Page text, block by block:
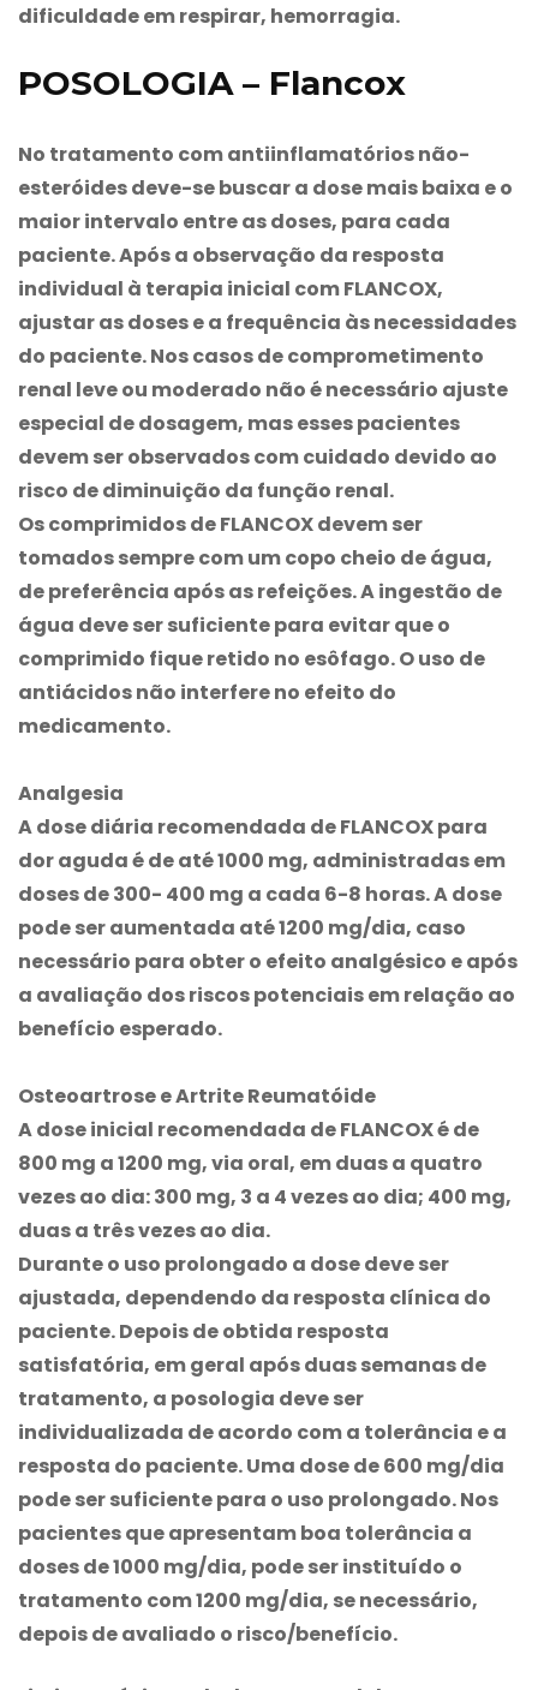
dificuldade em respirar, hemorragia.
POSOLOGIA – Flancox
No tratamento com antiinflamatórios não-
esteróides deve-se buscar a dose mais baixa e o
maior intervalo entre as doses, para cada
paciente. Após a observação da resposta
individual à terapia inicial comFLANCOX,
ajustar as doses e a frequência às necessidades
do paciente. Nos casos de comprometimento
renal leve ou moderado não é necessário ajuste
especial de dosagem, mas esses pacientes
devem ser observados com cuidado devido ao
risco de diminuição da função renal.
Os comprimidos deFLANCOXdevem ser
tomados sempre com um copo cheio de água,
de preferência após as refeições. A ingestão de
água deve ser suficiente para evitar que o
comprimido fique retido no esôfago. O uso de
antiácidos não interfere no efeito do
medicamento.
Analgesia
A dose diária recomendada deFLANCOXpara
dor aguda é de até 1000 mg, administradas em
doses de 300- 400 mg a cada 6-8 horas. A dose
pode ser aumentada até 1200 mg/dia, caso
necessário para obter o efeito analgésico e após
a avaliação dos riscos potenciais em relação ao
benefício esperado.
Osteoartrose e Artrite Reumatóide
A dose inicial recomendada deFLANCOXé de
800 mg a 1200 mg, via oral, em duas a quatro
vezes ao dia: 300 mg, 3 a 4 vezes ao dia; 400 mg,
duas a três vezes ao dia.
Durante o uso prolongado a dose deve ser
ajustada, dependendo da resposta clínica do
paciente. Depois de obtida resposta
satisfatória, em geral após duas semanas de
tratamento, a posologia deve ser
individualizada de acordo com a tolerância e a
resposta do paciente. Uma dose de 600 mg/dia
pode ser suficiente para o uso prolongado. Nos
pacientes que apresentam boa tolerância a
doses de 1000 mg/dia, pode ser instituído o
tratamento com 1200 mg/dia, se necessário,
depois de avaliado o risco/benefício.